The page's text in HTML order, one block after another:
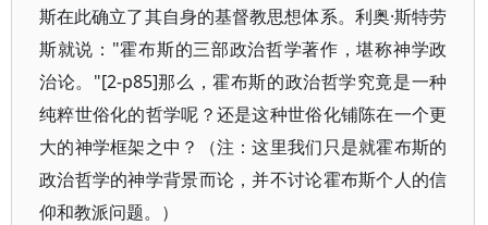
斯在此确立了其自身的基督教思想体系。利奥·斯特劳
斯就说："霍布斯的三部政治哲学著作，堪称神学政
治论。"[2-p85]那么，霍布斯的政治哲学究竟是一种
纯粹世俗化的哲学呢？还是这种世俗化铺陈在一个更
大的神学框架之中？（注：这里我们只是就霍布斯的
政治哲学的神学背景而论，并不讨论霍布斯个人的信
仰和教派问题。）